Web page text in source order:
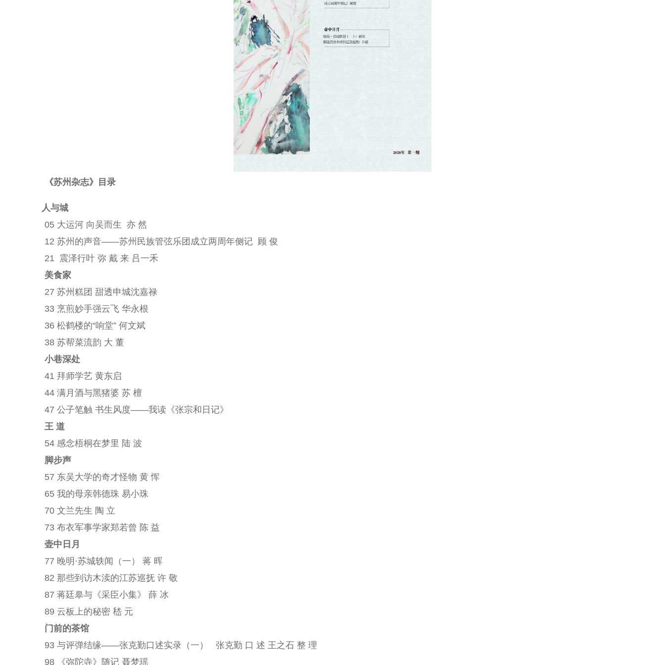
《苏州杂志》目录
人与城
05 大运河 向吴而生 亦 然
12 苏州的声音——苏州民族管弦乐团成立两周年侧记 顾 俊
21 震泽行叶 弥 戴 来 吕一禾
美食家
27 苏州糕团 甜透申城沈嘉禄
33 烹煎妙手强云飞 华永根
36 松鹤楼的“响堂” 何文斌
38 苏帮菜流韵 大 董
小巷深处
41 拜师学艺 黄东启
44 满月酒与黑猪婆 苏 檀
47 公子笔触 书生风度——我读《张宗和日记》
王 道
54 感念梧桐在梦里 陆 波
脚步声
57 东吴大学的奇才怪物 黄 恽
65 我的母亲韩德珠 易小珠
70 文兰先生 陶 立
73 布衣军事学家郑若曾 陈 益
壶中日月
77 晚明·苏城轶闻（一） 蒋 晖
82 那些到访木渎的江苏巡抚 许 敬
87 蒋廷皋与《采臣小集》 薛 冰
89 云板上的秘密 嵇 元
门前的茶馆
93 与评弹结缘——张克勤口述实录（一） 张克勤 口 述 王之石 整 理
98 《弥陀寺》随记 聂梦瑶